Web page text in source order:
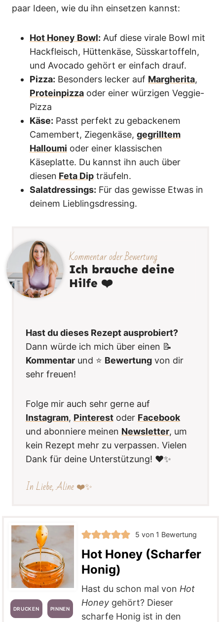
paar Ideen, wie du ihn einsetzen kannst:
Hot Honey Bowl: Auf diese virale Bowl mit
Hackfleisch, Hüttenkäse, Süsskartoffeln,
und Avocado gehört er einfach drauf.
Pizza: Besonders lecker auf Margherita,
Proteinpizza oder einer würzigen Veggie-
Pizza
Käse: Passt perfekt zu gebackenem
Camembert, Ziegenkäse, gegrilltem
Halloumi oder einer klassischen
Käseplatte. Du kannst ihn auch über
diesen Feta Dip träufeln.
Salatdressings: Für das gewisse Etwas in
deinem Lieblingsdressing.
Kommentar oder Bewertung
Ich brauche deine
Hilfe ❤️
Hast du dieses Rezept ausprobiert?
Dann würde ich mich über einen 📝
Kommentar und ⭐️ Bewertung von dir
sehr freuen!
Folge mir auch sehr gerne auf
Instagram, Pinterest oder Facebook
und abonniere meinen Newsletter, um
kein Rezept mehr zu verpassen. Vielen
Dank für deine Unterstützung! ❤️✨
In Liebe, Aline ❤️✨
DRUCKEN PINNEN
5 von 1 Bewertung
Hot Honey (Scharfer
Honig)
Hast du schon mal von Hot
Honey gehört? Dieser
scharfe Honig ist in den